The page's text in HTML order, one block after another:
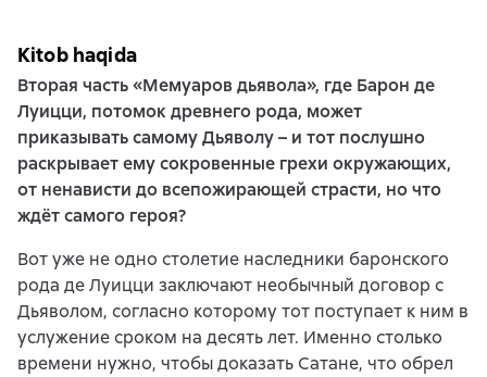
Kitob haqida
Вторая часть «Мемуаров дьявола», где Барон де
Луицци, потомок древнего рода, может
приказывать самому Дьяволу – и тот послушно
раскрывает ему сокровенные грехи окружающих,
от ненависти до всепожирающей страсти, но что
ждёт самого героя?
Вот уже не одно столетие наследники баронского
рода де Луицци заключают необычный договор с
Дьяволом, согласно которому тот поступает к ним в
услужение сроком на десять лет. Именно столько
времени нужно, чтобы доказать Сатане, что обрел